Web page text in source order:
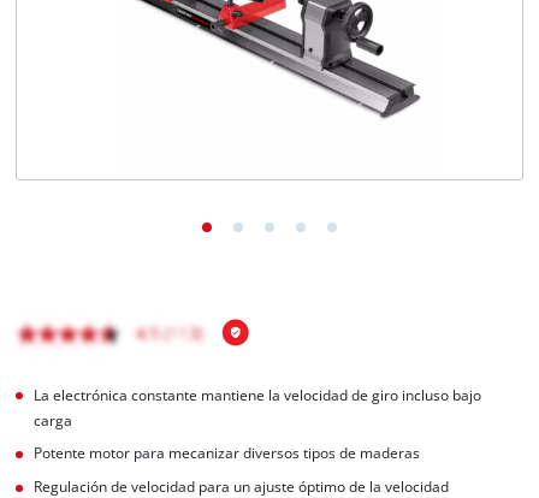
La electrónica constante mantiene la velocidad de giro incluso bajo
carga
Potente motor para mecanizar diversos tipos de maderas
Regulación de velocidad para un ajuste óptimo de la velocidad